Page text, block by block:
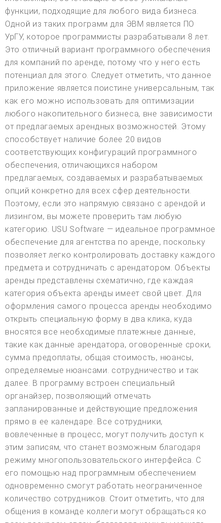
функции, подходящие для любого вида бизнеса.
Одной из таких программ для ЭВМ является ПО
УрГУ, которое программисты разрабатывали 8 лет.
Это отличный вариант программного обеспечения
для компаний по аренде, потому что у него есть
потенциал для этого. Следует отметить, что данное
приложение является поистине универсальным, так
как его можно использовать для оптимизации
любого накопительного бизнеса, вне зависимости
от предлагаемых арендных возможностей. Этому
способствует наличие более 20 видов
соответствующих конфигураций программного
обеспечения, отличающихся набором
предлагаемых, создаваемых и разрабатываемых
опций конкретно для всех сфер деятельности.
Поэтому, если это напрямую связано с арендой и
лизингом, вы можете проверить там любую
категорию. USU Software — идеальное программное
обеспечение для агентства по аренде, поскольку
позволяет легко контролировать доставку каждого
предмета и сотрудничать с арендатором. Объекты
аренды представлены схематично, где каждая
категория объекта аренды имеет свой цвет. Для
оформления самого процесса аренды необходимо
открыть специальную форму в два клика, куда
вносятся все необходимые платежные данные,
такие как данные арендатора, оговоренные сроки,
сумма предоплаты, общая стоимость, нюансы,
определяемые нюансами. сотрудничество и так
далее. В программу встроен специальный
органайзер, позволяющий отмечать
запланированные и действующие предложения
прямо в ее календаре. Все сотрудники,
вовлеченные в процесс, могут получить доступ к
этим записям, что станет возможным благодаря
режиму многопользовательского интерфейса. С
его помощью над программным обеспечением
одновременно смогут работать неограниченное
количество сотрудников. Стоит отметить, что для
общения в команде коллеги могут обращаться ко